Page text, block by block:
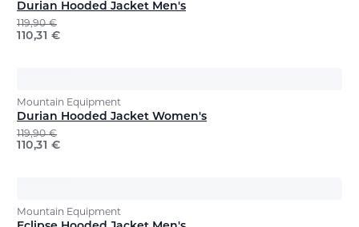
Durian Hooded Jacket Men's
119,90€
110,31 €
Mountain Equipment
Durian Hooded Jacket Women's
119,90€
110,31 €
Mountain Equipment